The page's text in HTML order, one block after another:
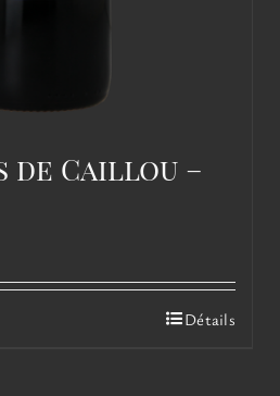
de Caillou –
Détails